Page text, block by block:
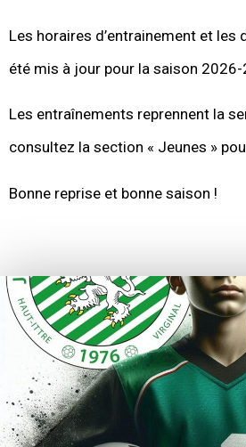
Les horaires d’entrainement et les
été mis à jour pour la saison
Les entraînements reprennent la
consultez la section « Jeunes »
Bonne reprise et bonne saison !